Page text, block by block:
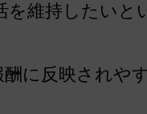
維持したい
に反映されや